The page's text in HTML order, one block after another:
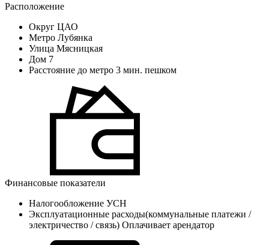
Расположение
Округ ЦАО
Метро Лубянка
Улица Мясницкая
Дом 7
Расстояние до метро 3 мин. пешком
Финансовые показатели
Налогообложение УСН
Эксплуатационные расходы(коммунальные платежи /
электричество / связь) Оплачивает арендатор